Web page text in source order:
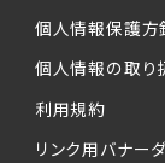
個人情報保護方
個人情報の取り
利用規約
リンク用バナー